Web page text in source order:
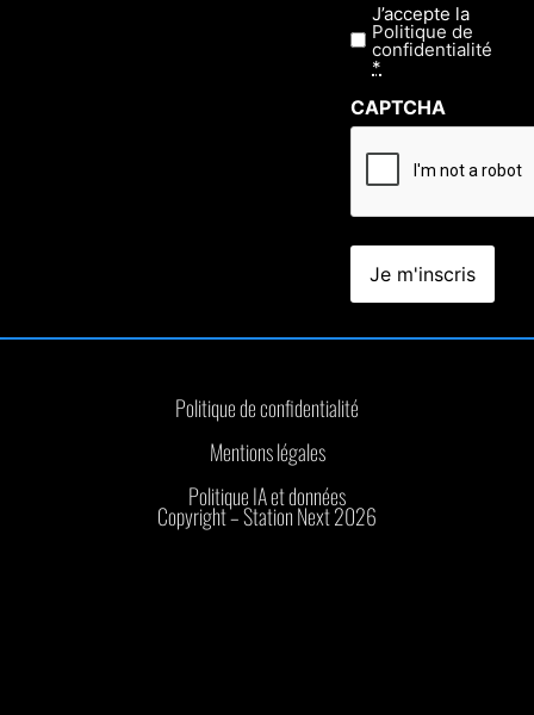
Confidentialité
*
J’accepte la
Politique de
confidentialité
*
CAPTCHA
Politique de confidentialité
Mentions légales
Politique IA et données
Copyright – Station Next 2026